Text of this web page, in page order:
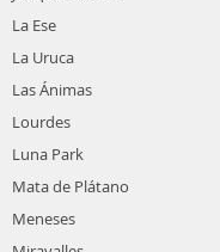
La Ese
La Uruca
Las Ánimas
Lourdes
Luna Park
Mata de Plátano
Meneses